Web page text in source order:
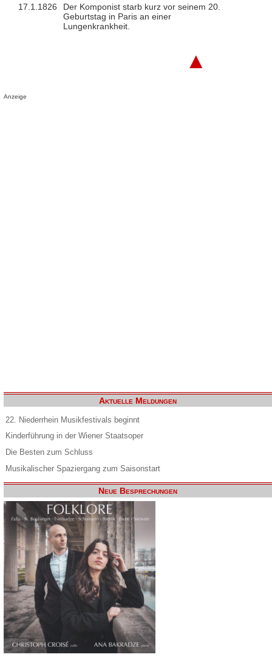
17.1.1826
Der Komponist starb kurz vor seinem 20.
Geburtstag in Paris an einer
Lungenkrankheit.
▲
Anzeige
Aktuelle Meldungen
22. Niederrhein Musikfestivals beginnt
Kinderführung in der Wiener Staatsoper
Die Besten zum Schluss
Musikalischer Spaziergang zum Saisonstart
Neue Besprechungen